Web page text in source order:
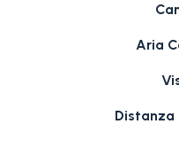
Aria
Distanza